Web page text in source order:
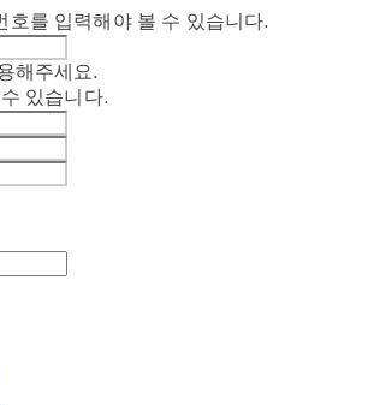
호를 입력해야 볼 수 있습니다.
해주세요.
있습니다.